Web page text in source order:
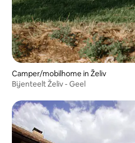
Camper/mobilhome in Želiv
Bijenteelt Želiv - Geel